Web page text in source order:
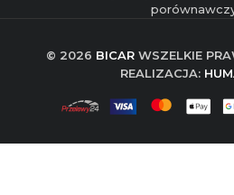
© 2026 BICAR WSZELKIE
REALIZACJA: